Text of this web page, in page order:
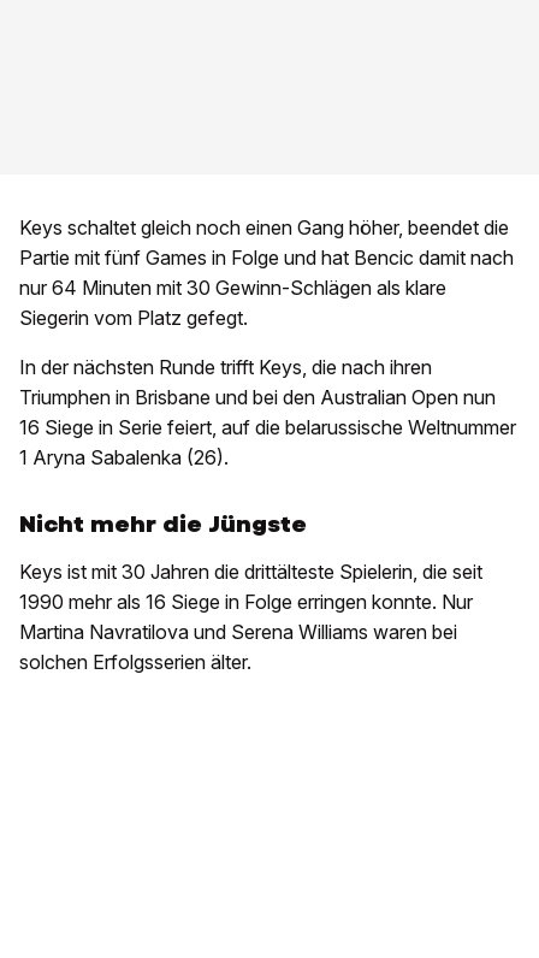
Keys schaltet gleich noch einen Gang höher, beendet die
Partie mit fünf Games in Folge und hat Bencic damit nach
nur 64 Minuten mit 30 Gewinn-Schlägen als klare
Siegerin vom Platz gefegt.
In der nächsten Runde trifft Keys, die nach ihren
Triumphen in Brisbane und bei den Australian Open nun
16 Siege in Serie feiert, auf die belarussische Weltnummer
1 Aryna Sabalenka (26).
Nicht mehr die Jüngste
Keys ist mit 30 Jahren die drittälteste Spielerin, die seit
1990 mehr als 16 Siege in Folge erringen konnte. Nur
Martina Navratilova und Serena Williams waren bei
solchen Erfolgsserien älter.